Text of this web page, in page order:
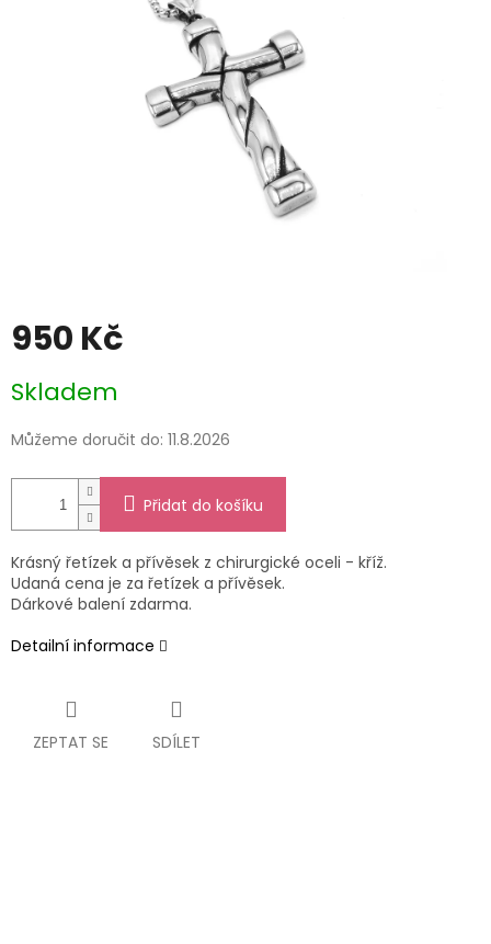
950 Kč
cena:
Skladem
Můžeme doručit do: 11.8.2026
Přidat do košíku
Krásný řetízek a přívěsek z chirurgické oceli - kříž.
Udaná cena je za řetízek a přívěsek.
Dárkové balení zdarma.
Detailní informace
ZEPTAT SE SDÍLET